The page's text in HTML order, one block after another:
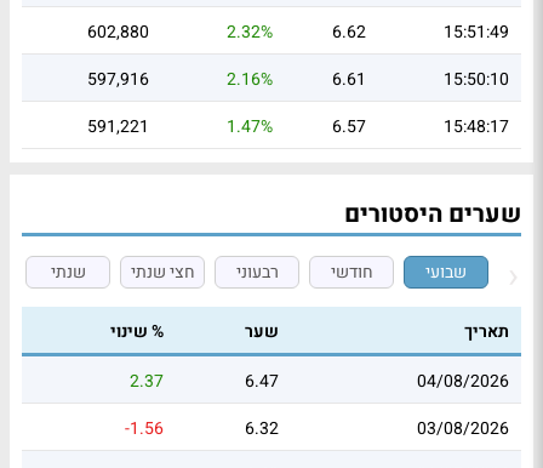
15:51:49
6.62
2.32%
602,880
15:50:10
6.61
2.16%
597,916
15:48:17
6.57
1.47%
591,221
שערים היסטורים
שבועי חודשי רבעוני חצי שנתי שנתי
תאריך שער
% שינוי
04/08/2026
6.47
2.37
03/08/2026
6.32
-1.56